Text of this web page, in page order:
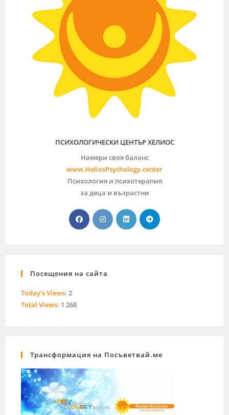
ПСИХОЛОГИЧЕСКИ ЦЕНТЪР ХЕЛИОС
Намери своя баланс
www.HeliosPsychology.center
Психология и психотерапия
за деца и възрастни
Посещения на сайта
Today's Views:2
Total Views: 1 268
Трансформация на Посъветвай.ме